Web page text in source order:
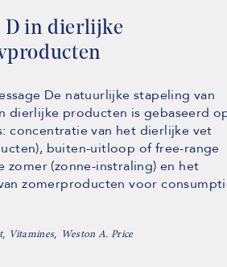
D in dierlijke
De natuurlijke stapeling van
dierlijke producten is gebaseerd
concentratie van het dierlijke vet
buiten-uitloop of free-range
zomer (zonne-instraling) en het
zomerproducten voor
, Vitamines, Weston A. Price